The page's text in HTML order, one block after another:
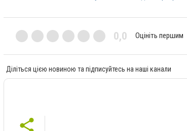
0,0 Оцініть першим
Діліться цією новиною та підписуйтесь на наші канали